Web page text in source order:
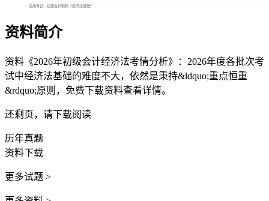
适用考试：初级会计职称《经济法基础》
资料简介
资料《2026年初级会计经济法考情分析》：2026年度各批次考
试中经济法基础的难度不大，依然是秉持&ldquo;重点恒重
&rdquo;原则，免费下载资料查看详情。
还剩 页，请下载阅读
历年真题
资料下载
更多试题 >